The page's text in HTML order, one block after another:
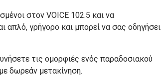
στον VOICE 102.5 και να
απλό, γρήγορο και μπορεί να σας οδηγήσει
τις ομορφιές ενός παραδοσιακού
δωρεάν μετακίνηση.